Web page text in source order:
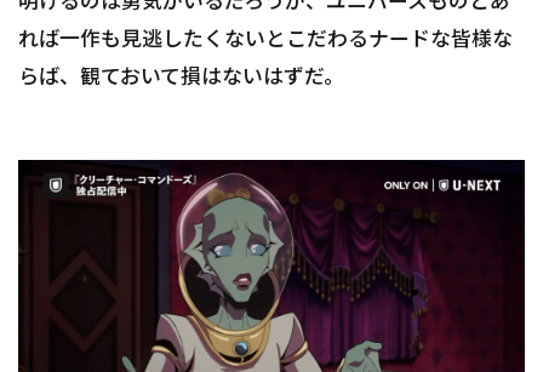
れば一作も見逃したくないとこだわるナードな皆様な
らば、観ておいて損はないはずだ。